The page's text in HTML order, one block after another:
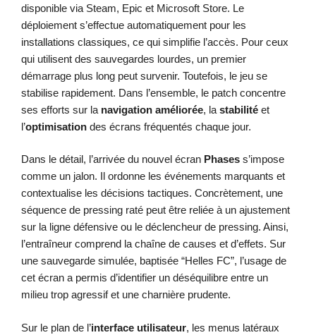
disponible via Steam, Epic et Microsoft Store. Le
déploiement s’effectue automatiquement pour les
installations classiques, ce qui simplifie l’accès. Pour ceux
qui utilisent des sauvegardes lourdes, un premier
démarrage plus long peut survenir. Toutefois, le jeu se
stabilise rapidement. Dans l’ensemble, le patch concentre
ses efforts sur la navigation améliorée, la stabilité et
l’optimisation des écrans fréquentés chaque jour.
Dans le détail, l’arrivée du nouvel écran Phases s’impose
comme un jalon. Il ordonne les événements marquants et
contextualise les décisions tactiques. Concrètement, une
séquence de pressing raté peut être reliée à un ajustement
sur la ligne défensive ou le déclencheur de pressing. Ainsi,
l’entraîneur comprend la chaîne de causes et d’effets. Sur
une sauvegarde simulée, baptisée “Helles FC”, l’usage de
cet écran a permis d’identifier un déséquilibre entre un
milieu trop agressif et une charnière prudente.
Sur le plan de l’interface utilisateur, les menus latéraux